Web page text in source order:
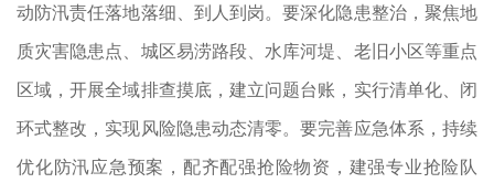
动防汛责任落地落细、到人到岗。要深化隐患整治，聚焦地
质灾害隐患点、城区易涝路段、水库河堤、老旧小区等重点
区域，开展全域排查摸底，建立问题台账，实行清单化、闭
环式整改，实现风险隐患动态清零。要完善应急体系，持续
优化防汛应急预案，配齐配强抢险物资，建强专业抢险队